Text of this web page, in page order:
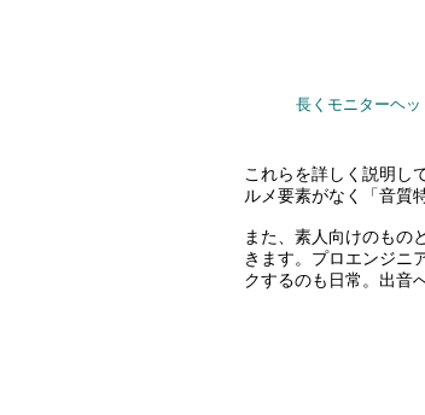
長くモニターヘ
これらを詳しく説明し
ルメ要素がなく「音質
また、素人向けのもの
きます。 プロエンジニ
クするのも日常。出音